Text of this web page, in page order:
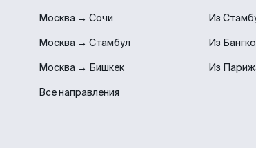
Москва → Сочи
Москва → Стамбул
Москва → Бишкек
Все направления
Из
Из
Из